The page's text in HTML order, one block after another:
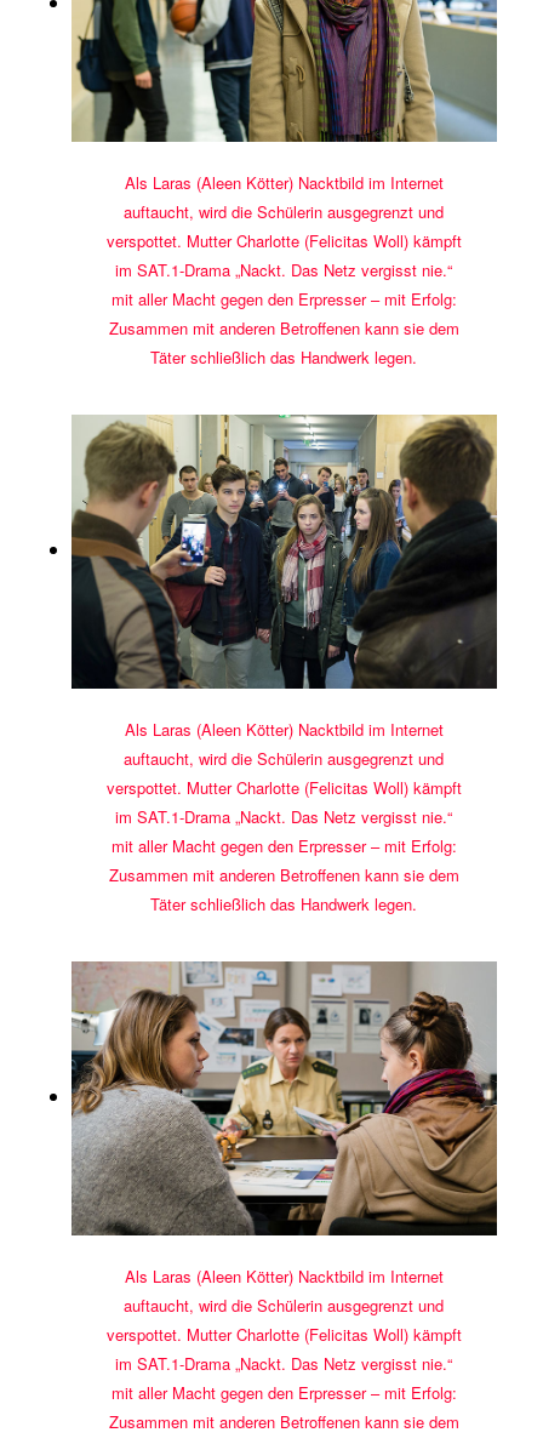
Als Laras (Aleen Kötter) Nacktbild im Internet
auftaucht, wird die Schülerin ausgegrenzt und
verspottet. Mutter Charlotte (Felicitas Woll) kämpft
im SAT.1-Drama „Nackt. Das Netz vergisst nie.“
mit aller Macht gegen den Erpresser – mit Erfolg:
Zusammen mit anderen Betroffenen kann sie dem
Täter schließlich das Handwerk legen.
Als Laras (Aleen Kötter) Nacktbild im Internet
auftaucht, wird die Schülerin ausgegrenzt und
verspottet. Mutter Charlotte (Felicitas Woll) kämpft
im SAT.1-Drama „Nackt. Das Netz vergisst nie.“
mit aller Macht gegen den Erpresser – mit Erfolg:
Zusammen mit anderen Betroffenen kann sie dem
Täter schließlich das Handwerk legen.
Als Laras (Aleen Kötter) Nacktbild im Internet
auftaucht, wird die Schülerin ausgegrenzt und
verspottet. Mutter Charlotte (Felicitas Woll) kämpft
im SAT.1-Drama „Nackt. Das Netz vergisst nie.“
mit aller Macht gegen den Erpresser – mit Erfolg:
Zusammen mit anderen Betroffenen kann sie dem